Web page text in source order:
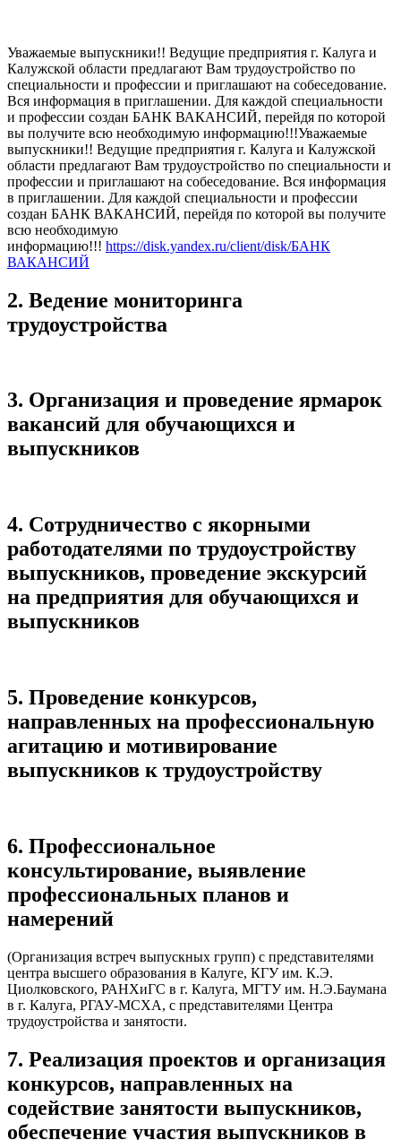
Уважаемые выпускники!! Ведущие предприятия г. Калуга и
Калужской области предлагают Вам трудоустройство по
специальности и профессии и приглашают на собеседование.
Вся информация в приглашении. Для каждой специальности
и профессии создан БАНК ВАКАНСИЙ, перейдя по которой
вы получите всю необходимую информацию!!!Уважаемые
выпускники!! Ведущие предприятия г. Калуга и Калужской
области предлагают Вам трудоустройство по специальности и
профессии и приглашают на собеседование. Вся информация
в приглашении. Для каждой специальности и профессии
создан БАНК ВАКАНСИЙ, перейдя по которой вы получите
всю необходимую
информацию!!! https://disk.yandex.ru/client/disk/БАНК
ВАКАНСИЙ
2. Ведение мониторинга
трудоустройства
3. Организация и проведение ярмарок
вакансий для обучающихся и
выпускников
4. Сотрудничество с якорными
работодателями по трудоустройству
выпускников, проведение экскурсий
на предприятия для обучающихся и
выпускников
5. Проведение конкурсов,
направленных на профессиональную
агитацию и мотивирование
выпускников к трудоустройству
6. Профессиональное
консультирование, выявление
профессиональных планов и
намерений
(Организация встреч выпускных групп) с представителями
центра высшего образования в Калуге, КГУ им. К.Э.
Циолковского, РАНХиГС в г. Калуга, МГТУ им. Н.Э.Баумана
в г. Калуга, РГАУ-МСХА, с представителями Центра
трудоустройства и занятости.
7. Реализация проектов и организация
конкурсов, направленных на
содействие занятости выпускников,
обеспечение участия выпускников в